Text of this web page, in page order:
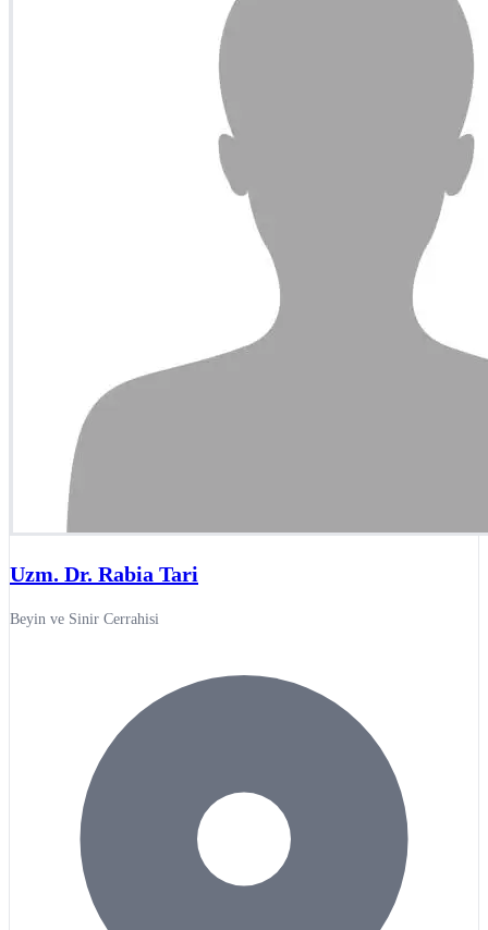
Uzm. Dr. Rabia Tari
Beyin ve Sinir Cerrahisi